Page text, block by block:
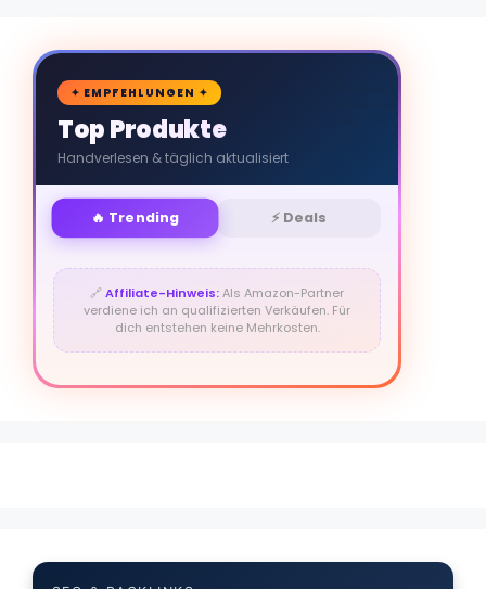
🛒
✦ EMPFEHLUNGEN ✦
Top Produkte
Handverlesen & täglich aktualisiert
🔥 Trending ⚡ Deals
🔗Affiliate-Hinweis:Als Amazon-Partner
verdiene ich an qualifizierten Verkäufen. Für
dich entstehen keine Mehrkosten.